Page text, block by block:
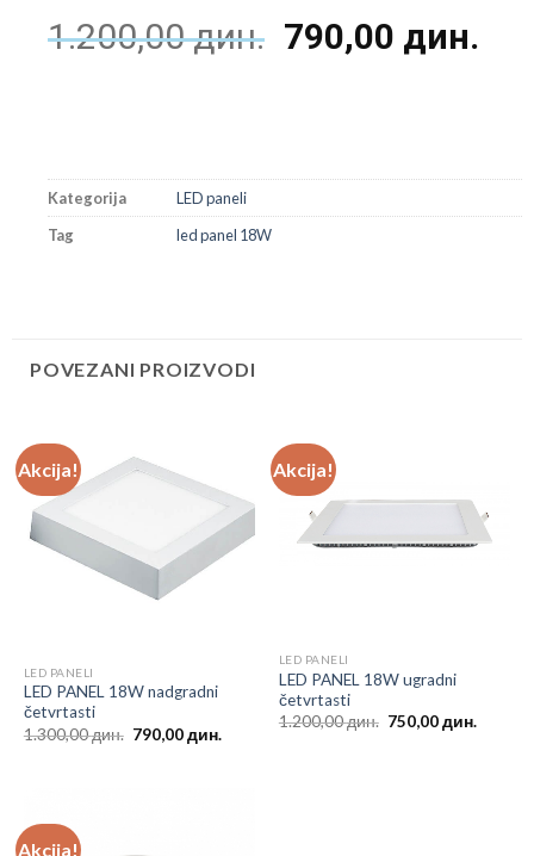
1.200,00дин. 790,00 дин.
Kategorija
LED paneli
Tag
led panel 18W
POVEZANI PROIZVODI
Akcija!
LED PANELI
LED PANEL 18W nadgradni
četvrtasti
1.300,00дин. 790,00дин.
Akcija!
LED PANELI
LED PANEL 18W ugradni
četvrtasti
1.200,00дин. 750,00дин.
Akcija!